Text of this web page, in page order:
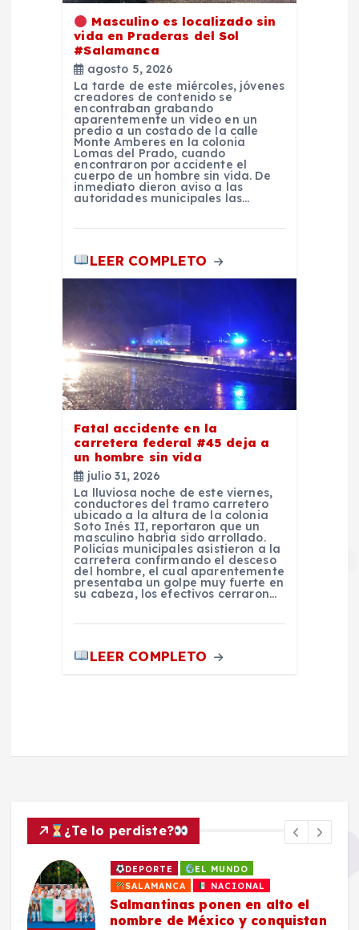
Masculino es localizado sin
vida en Praderas del Sol
#Salamanca
agosto 5, 2026
La tarde de este miércoles, jóvenes
creadores de contenido se
encontraban grabando
aparentemente un vídeo en un
predio a un costado de la calle
Monte Amberes en la colonia
Lomas del Prado, cuando
encontraron por accidente el
cuerpo de un hombre sin vida. De
inmediato dieron aviso a las
autoridades municipales las…
LEER COMPLETO
Fatal accidente en la
carretera federal #45 deja a
un hombre sin vida
julio 31, 2026
La lluviosa noche de este viernes,
conductores del tramo carretero
ubicado a la altura de la colonia
Soto Inés II, reportaron que un
masculino habría sido arrollado.
Policías municipales asistieron a la
carretera confirmando el desceso
del hombre, el cual aparentemente
presentaba un golpe muy fuerte en
su cabeza, los efectivos cerraron…
LEER COMPLETO
¿Te lo perdiste?
DEPORTE
EL MUNDO
SALAMANCA
NACIONAL
Salmantinas ponen en alto el
nombre de México y conquistan